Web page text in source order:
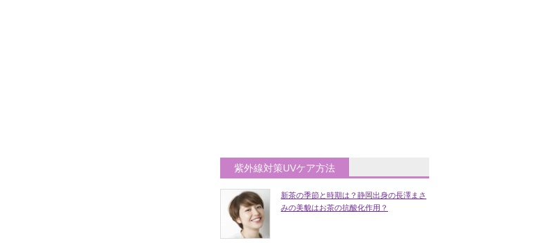
紫外線対策UVケア方法
新茶の季節と時期は？静岡出身の長澤まさ
みの美貌はお茶の抗酸化作用？